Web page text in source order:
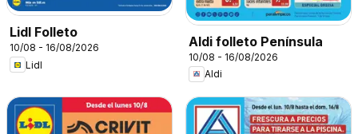
Lidl Folleto
10/08 - 16/08/2026
Lidl
Aldi folleto Península
10/08 - 16/08/2026
Aldi